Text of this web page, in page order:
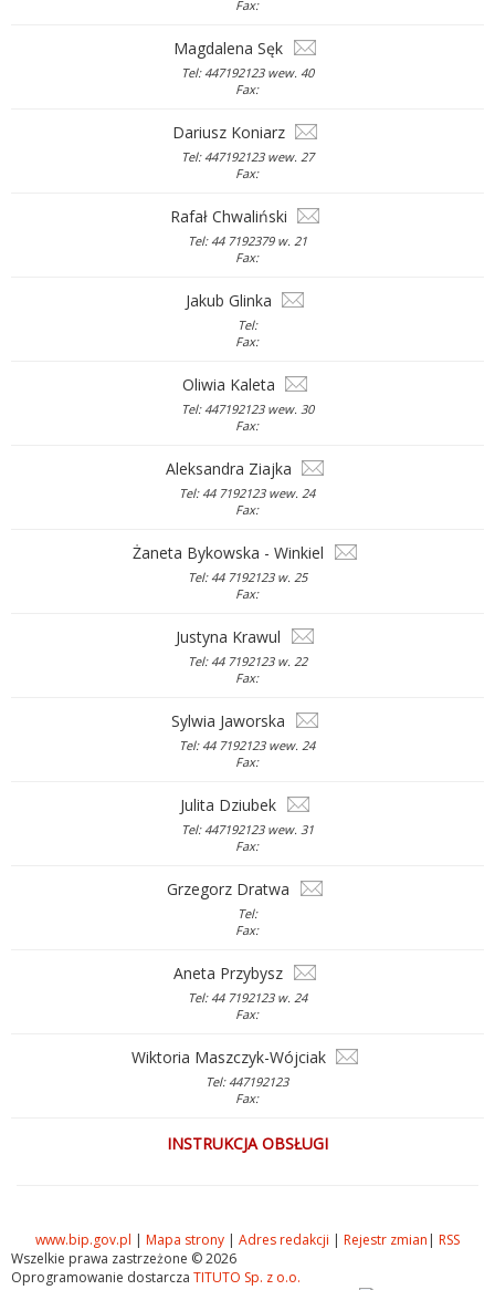
Fax:
Magdalena Sęk
Tel: 447192123 wew. 40
Fax:
Dariusz Koniarz
Tel: 447192123 wew. 27
Fax:
Rafał Chwaliński
Tel: 44 7192379 w. 21
Fax:
Jakub Glinka
Tel:
Fax:
Oliwia Kaleta
Tel: 447192123 wew. 30
Fax:
Aleksandra Ziajka
Tel: 44 7192123 wew. 24
Fax:
Żaneta Bykowska - Winkiel
Tel: 44 7192123 w. 25
Fax:
Justyna Krawul
Tel: 44 7192123 w. 22
Fax:
Sylwia Jaworska
Tel: 44 7192123 wew. 24
Fax:
Julita Dziubek
Tel: 447192123 wew. 31
Fax:
Grzegorz Dratwa
Tel:
Fax:
Aneta Przybysz
Tel: 44 7192123 w. 24
Fax:
Wiktoria Maszczyk-Wójciak
Tel: 447192123
Fax:
INSTRUKCJA OBSŁUGI
www.bip.gov.pl | Mapa strony | Adres redakcji | Rejestr zmian | RSS
Wszelkie prawa zastrzeżone © 2026
Oprogramowanie dostarcza TITUTO Sp. z o.o.